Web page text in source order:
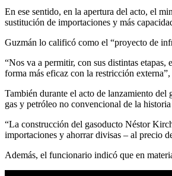
En ese sentido, en la apertura del acto, el
sustitución de importaciones y más
Guzmán lo calificó como el “proyecto de
“Nos va a permitir, con sus distintas
forma más eficaz con la restricción
También durante el acto de lanzamiento
gas y petróleo no convencional de la
“La construcción del gasoducto Néstor
importaciones y ahorrar divisas – al precio
Además, el funcionario indicó que en